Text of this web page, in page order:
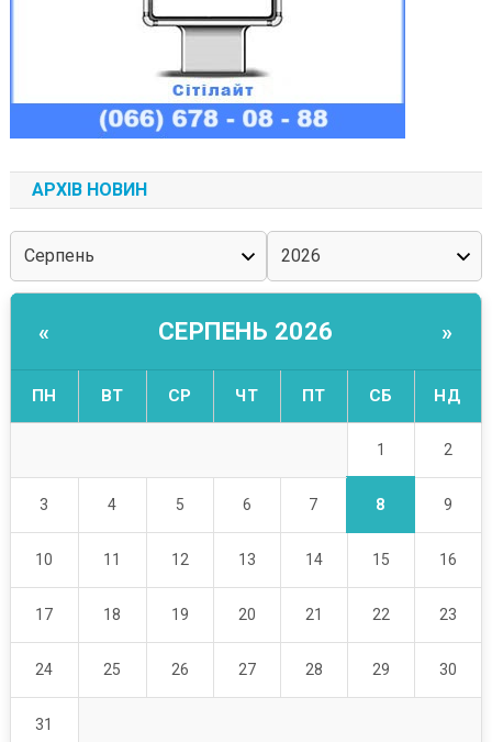
АРХІВ НОВИН
« СЕРПЕНЬ 2026 »
ПН ВТ СР ЧТ ПТ СБ НД
1 2
3 4 5 6 7 8 9
10 11 12 13 14 15 16
17 18 19 20 21 22 23
24 25 26 27 28 29 30
31